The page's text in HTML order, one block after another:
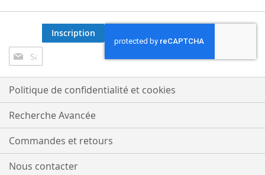
Inscription
à
notre
lettre
d’information
:
Inscription
Politique de confidentialité et cookies
Recherche Avancée
Commandes et retours
Nous contacter